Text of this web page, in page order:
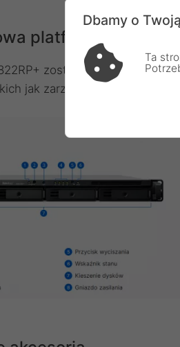
platforma do
zostało
jak zarządzanie plikami,
Dbamy o
Ta